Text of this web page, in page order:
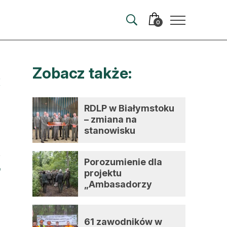
0
Zobacz także:
RDLP w Białymstoku
– zmiana na
stanowisku
Porozumienie dla
projektu
„Ambasadorzy
61 zawodników w